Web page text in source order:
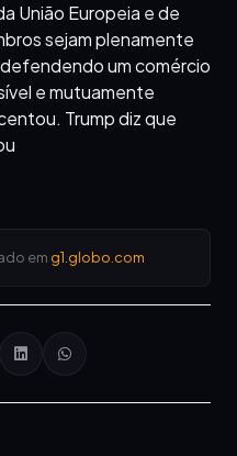
União Europeia e de
sejam plenamente
um comércio
e mutuamente
Trump diz que
em g1.globo.com